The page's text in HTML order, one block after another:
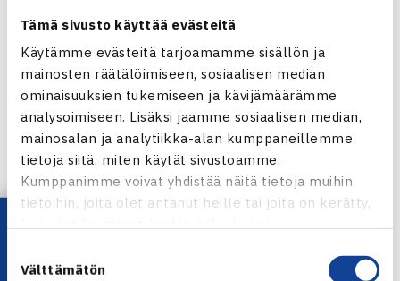
Tämä sivusto käyttää evästeitä
Käytämme evästeitä tarjoamamme sisällön ja
mainosten räätälöimiseen, sosiaalisen median
ominaisuuksien tukemiseen ja kävijämäärämme
analysoimiseen. Lisäksi jaamme sosiaalisen median,
mainosalan ja analytiikka-alan kumppaneillemme
tietoja siitä, miten käytät sivustoamme.
Kumppanimme voivat yhdistää näitä tietoja muihin
tietoihin, joita olet antanut heille tai joita on kerätty,
valinta
Välttämätön
Jaa: